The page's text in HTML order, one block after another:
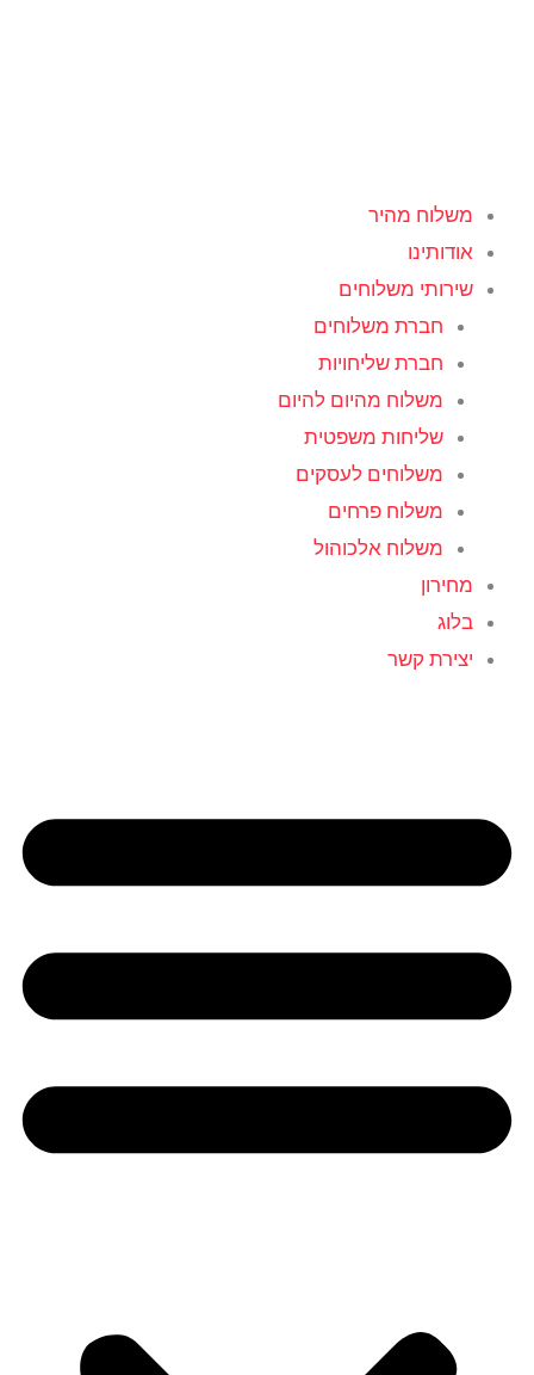
משלוח מהיר
אודותינו
שירותי משלוחים
חברת משלוחים
חברת שליחויות
משלוח מהיום להיום
שליחות משפטית
משלוחים לעסקים
משלוח פרחים
משלוח אלכוהול
מחירון
בלוג
יצירת קשר